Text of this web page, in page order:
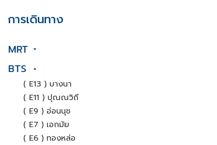
การเดินทาง
MRT
BTS
( E13 ) บางนา
( E11 ) ปุณณวิถี
( E9 ) อ่อนนุช
( E7 ) เอกมัย
( E6 ) ทองหล่อ